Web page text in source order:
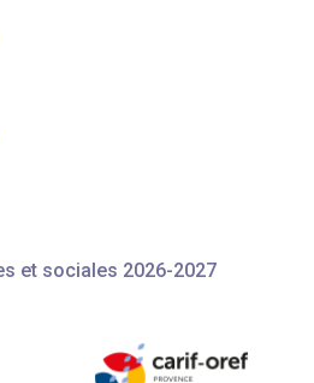
et sociales 2026-2027